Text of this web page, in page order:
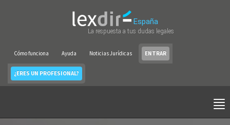
España
La respuesta a tus dudas legales
Cómo funciona Ayuda Noticias Jurídicas ENTRAR
¿ERES UN PROFESIONAL?